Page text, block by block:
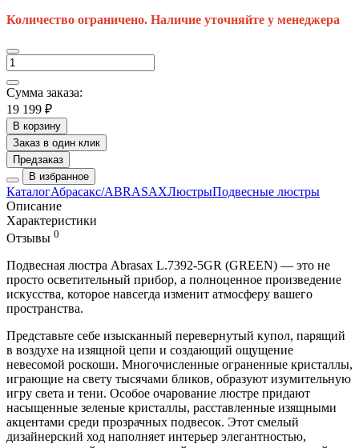
Количество ограничено. Наличие уточняйте у менеджера
Сумма заказа:
19 199 ₽
В корзину
Заказ в один клик
Предзаказ
В избранное
КаталогАбрасакс/ABRASAXЛюстрыПодвесные люстры
Описание
Характеристики
Отзывы 0
Подвесная люстра Abrasax L.7392-5GR (GREEN) — это не
просто осветительный прибор, а полноценное произведение
искусства, которое навсегда изменит атмосферу вашего
пространства.
Представьте себе изысканный перевернутый купол, парящий
в воздухе на изящной цепи и создающий ощущение
невесомой роскоши. Многочисленные ограненные кристаллы,
играющие на свету тысячами бликов, образуют изумительную
игру света и тени. Особое очарование люстре придают
насыщенные зеленые кристаллы, расставленные изящными
акцентами среди прозрачных подвесок. Этот смелый
дизайнерский ход наполняет интерьер элегантностью,